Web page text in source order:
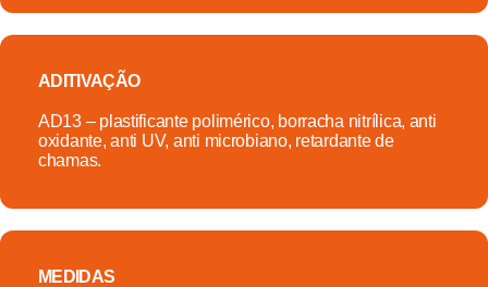
ADITIVAÇÃO
AD13 – plastificante polimérico, borracha nitrílica, anti
oxidante, anti UV, anti microbiano, retardante de
chamas.
MEDIDAS